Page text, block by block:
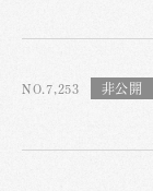
NO.7,253